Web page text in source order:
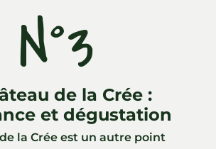
N°3
de la Crée :
et dégustation
la Crée est un autre point